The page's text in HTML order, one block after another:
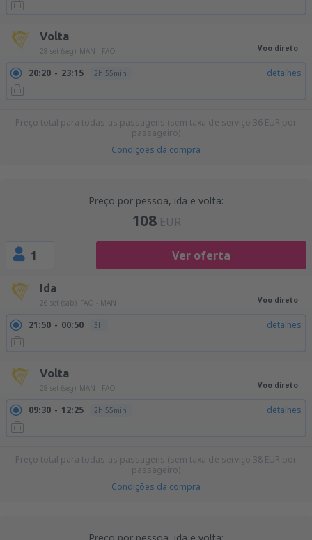
Volta
28 set (seg) MAN - FAO Voo direto
20:20 23:15 2h 55min detalhes
Preço total para todas as passagens (sem taxa de serviço 36 EUR por
passageiro)
Condições da compra
Preço por pessoa, ida e volta:
108 EUR
1 Ver oferta
Ida
26 set (sáb) FAO - MAN Voo direto
21:50 00:50 3h detalhes
Volta
28 set (seg) MAN - FAO Voo direto
09:30 12:25 2h 55min detalhes
Preço total para todas as passagens (sem taxa de serviço 38 EUR por
passageiro)
Condições da compra